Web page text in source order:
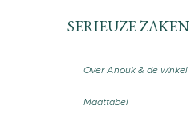
SERIEUZE ZAKEN
Over Anouk & de winkel
Maattabel